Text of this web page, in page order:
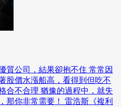
質公司，結果卻抱不住 常常因
股價水漲船高，看得到但吃不
合不合理 猶豫的過程中，就失
那你非常需要！ 雷浩斯《複利